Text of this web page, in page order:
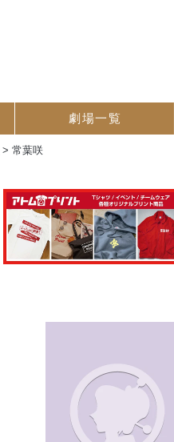
劇場一覧
>常葉咲